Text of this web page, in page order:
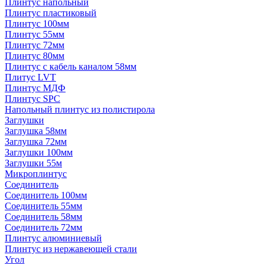
Плинтус напольный
Плинтус пластиковый
Плинтус 100мм
Плинтус 55мм
Плинтус 72мм
Плинтус 80мм
Плинтус с кабель каналом 58мм
Плитус LVT
Плинтус МДФ
Плинтус SPC
Напольный плинтус из полистирола
Заглушки
Заглушка 58мм
Заглушка 72мм
Заглушки 100мм
Заглушки 55м
Микроплинтус
Соединитель
Соединитель 100мм
Соединитель 55мм
Соединитель 58мм
Соединитель 72мм
Плинтус алюминиевый
Плинтус из нержавеющей стали
Угол